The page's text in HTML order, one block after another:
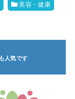
美容・健康